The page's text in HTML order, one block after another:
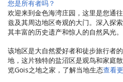
您是所有者吗？
欢迎来到金色海湾庄园，这里是您通
兹及其周边地区奇观的大门。深入探
其丰富的历史遗产和惊人的自然风光。
该地区是大自然爱好者和徒步旅行者
地，这片独特的盐沼区是观鸟和家庭
览Gois之地之家，了解当地生态查看